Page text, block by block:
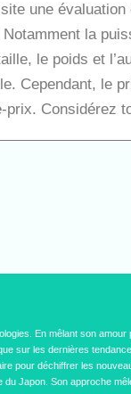
une
la
le poids et
Cependant, le
Considérez
En mêlant son amour
sur les dernières
pour déchiffrer les
Japon. Son approche